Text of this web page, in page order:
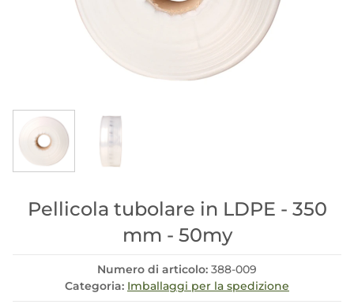
Pellicola tubolare in LDPE - 350
mm - 50my
Numero di articolo: 388-009
Categoria: Imballaggi per la spedizione